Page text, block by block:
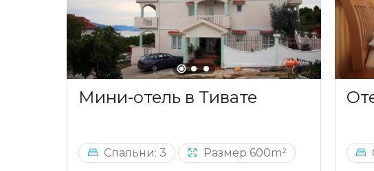
Мини-отель в Тивате
Спальни: 3 Размер 600m²